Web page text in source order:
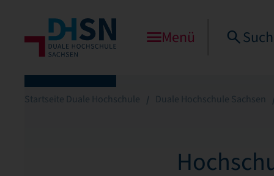
Menü
Startseite Duale Hochschule Duale Hochschule Sachsen